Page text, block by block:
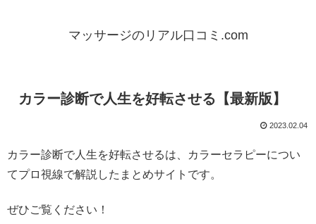
マッサージのリアル口コミ.com
カラー診断で人生を好転させる【最新版】
2023.02.04
カラー診断で人生を好転させるは、カラーセラピーについ
てプロ視線で解説したまとめサイトです。
ぜひご覧ください！